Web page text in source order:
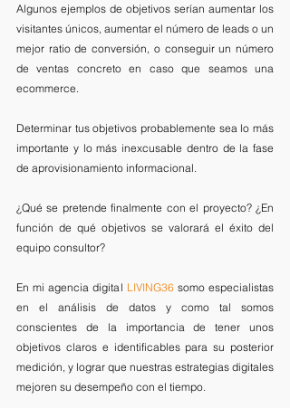
Algunos ejemplos de objetivos serían aumentar los
visitantes únicos, aumentar el número de leads o un
mejor ratio de conversión, o conseguir un número
de ventas concreto en caso que seamos una
ecommerce.
Determinar tus objetivos probablemente sea lo más
importante y lo más inexcusable dentro de la fase
de aprovisionamiento informacional.
¿Qué se pretende finalmente con el proyecto? ¿En
función de qué objetivos se valorará el éxito del
equipo consultor?
En mi agencia digital LIVING36 somo especialistas
en el análisis de datos y como tal somos
conscientes de la importancia de tener unos
objetivos claros e identificables para su posterior
medición, y lograr que nuestras estrategias digitales
mejoren su desempeño con el tiempo.